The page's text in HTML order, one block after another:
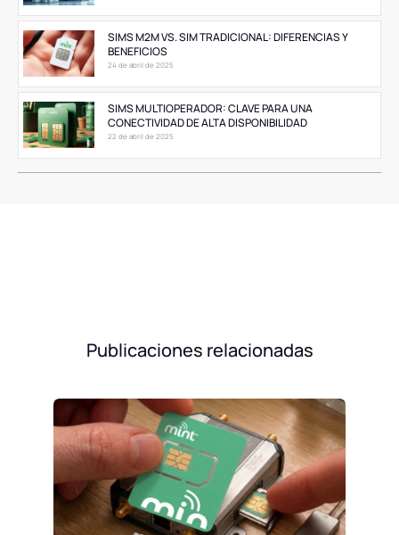
SIMS M2M VS. SIM TRADICIONAL: DIFERENCIAS Y
BENEFICIOS
24 de abril de 2025
SIMS MULTIOPERADOR: CLAVE PARA UNA
CONECTIVIDAD DE ALTA DISPONIBILIDAD
22 de abril de 2025
Publicaciones relacionadas